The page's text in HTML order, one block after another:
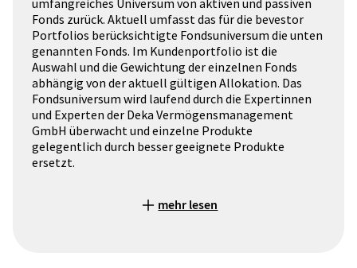
umfangreiches Universum von aktiven und passiven
Fonds zurück. Aktuell umfasst das für die bevestor
Portfolios berücksichtigte Fondsuniversum die unten
genannten Fonds. Im Kundenportfolio ist die
Auswahl und die Gewichtung der einzelnen Fonds
abhängig von der aktuell gültigen Allokation. Das
Fondsuniversum wird laufend durch die Expertinnen
und Experten der Deka Vermögensmanagement
GmbH überwacht und einzelne Produkte
gelegentlich durch besser geeignete Produkte
ersetzt.
mehr lesen